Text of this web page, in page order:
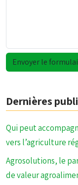
Dernières
Qui peut
vers l’agriculture
Agrosolutions, le
de valeur